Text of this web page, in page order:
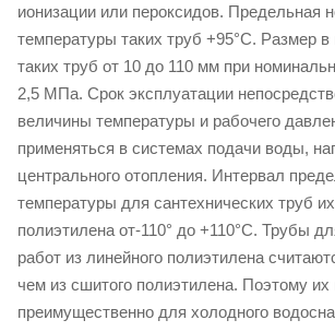
ионизации или пероксидов. Предельная
температуры таких труб +95°C. Размер в
таких труб от 10 до 110 мм при
2,5 МПа. Срок эксплуатации
величины температуры и рабочего
применяться в системах подачи воды,
центрального отопления. Интервал
температуры для сантехнических труб
полиэтилена от-110° до +110°C. Трубы
работ из линейного полиэтилена
чем из сшитого полиэтилена. Поэтому
преимущественно для холодного